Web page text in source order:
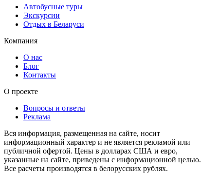
Автобусные туры
Экскурсии
Отдых в Беларуси
Компания
О нас
Блог
Контакты
О проекте
Вопросы и ответы
Реклама
Вся информация, размещенная на сайте, носит
информационный характер и не является рекламой или
публичной офертой. Цены в долларах США и евро,
указанные на сайте, приведены с информационной целью.
Все расчеты производятся в белорусских рублях.